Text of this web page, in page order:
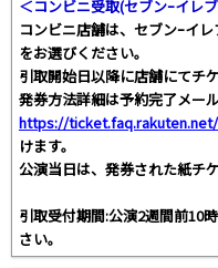
＜コンビニ受取(セブンｰイレ
コンビニ店舗は、セブンｰイ
をお選びください。
引取開始日以降に店舗にてチ
発券方法詳細は予約完了メー
https://
けます。
公演当日は、発券された紙チ
引取受付期間:公演2週間前10
さい。